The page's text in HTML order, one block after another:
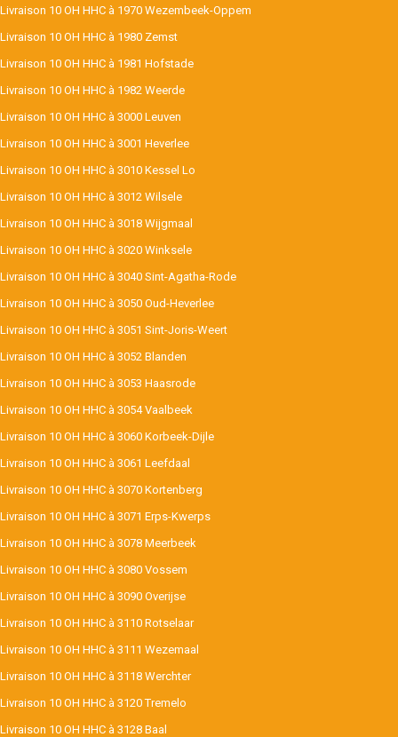
Livraison 10 OH HHC à 1970 Wezembeek-Oppem
Livraison 10 OH HHC à 1980 Zemst
Livraison 10 OH HHC à 1981 Hofstade
Livraison 10 OH HHC à 1982 Weerde
Livraison 10 OH HHC à 3000 Leuven
Livraison 10 OH HHC à 3001 Heverlee
Livraison 10 OH HHC à 3010 Kessel Lo
Livraison 10 OH HHC à 3012 Wilsele
Livraison 10 OH HHC à 3018 Wijgmaal
Livraison 10 OH HHC à 3020 Winksele
Livraison 10 OH HHC à 3040 Sint-Agatha-Rode
Livraison 10 OH HHC à 3050 Oud-Heverlee
Livraison 10 OH HHC à 3051 Sint-Joris-Weert
Livraison 10 OH HHC à 3052 Blanden
Livraison 10 OH HHC à 3053 Haasrode
Livraison 10 OH HHC à 3054 Vaalbeek
Livraison 10 OH HHC à 3060 Korbeek-Dijle
Livraison 10 OH HHC à 3061 Leefdaal
Livraison 10 OH HHC à 3070 Kortenberg
Livraison 10 OH HHC à 3071 Erps-Kwerps
Livraison 10 OH HHC à 3078 Meerbeek
Livraison 10 OH HHC à 3080 Vossem
Livraison 10 OH HHC à 3090 Overijse
Livraison 10 OH HHC à 3110 Rotselaar
Livraison 10 OH HHC à 3111 Wezemaal
Livraison 10 OH HHC à 3118 Werchter
Livraison 10 OH HHC à 3120 Tremelo
Livraison 10 OH HHC à 3128 Baal